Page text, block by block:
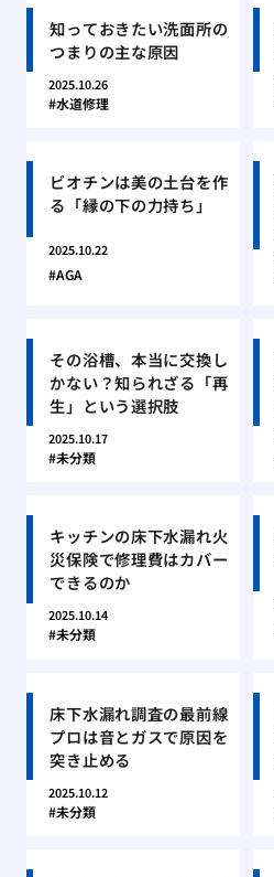
知っておきたい洗面所の
つまりの主な原因
2025.10.26
水道修理
ビオチンは美の土台を作
る「縁の下の力持ち」
2025.10.22
AGA
その浴槽、本当に交換し
かない？知られざる「再
生」という選択肢
2025.10.17
未分類
キッチンの床下水漏れ火
災保険で修理費はカバー
できるのか
2025.10.14
未分類
床下水漏れ調査の最前線
プロは音とガスで原因を
突き止める
2025.10.12
未分類